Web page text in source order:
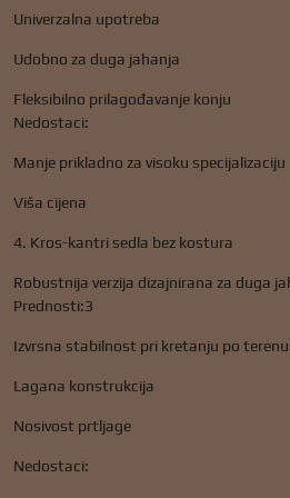
Univerzalna upotreba
Udobno za duga jahanja
Fleksibilno prilagođavanje konju
Nedostaci:
Manje prikladno za visoku specijalizaciju
Viša cijena
4. Kros-kantri sedla bez kostura
Robustnija verzija dizajnirana za duga
Prednosti:3
Izvrsna stabilnost pri kretanju po terenu
Lagana konstrukcija
Nosivost prtljage
Nedostaci: